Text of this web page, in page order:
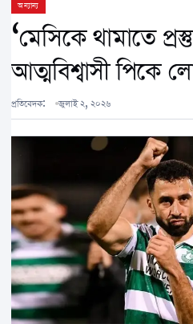
অন্যান্য
‘মেসিকে থামাতে
আত্মবিশ্বাসী পিকে
প্রতিবেদক: জুলাই ২, ২০২৬